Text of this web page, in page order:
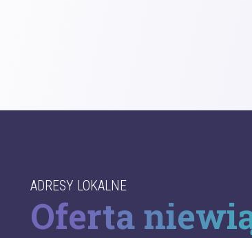
ADRESY LOKALNE
Oferta